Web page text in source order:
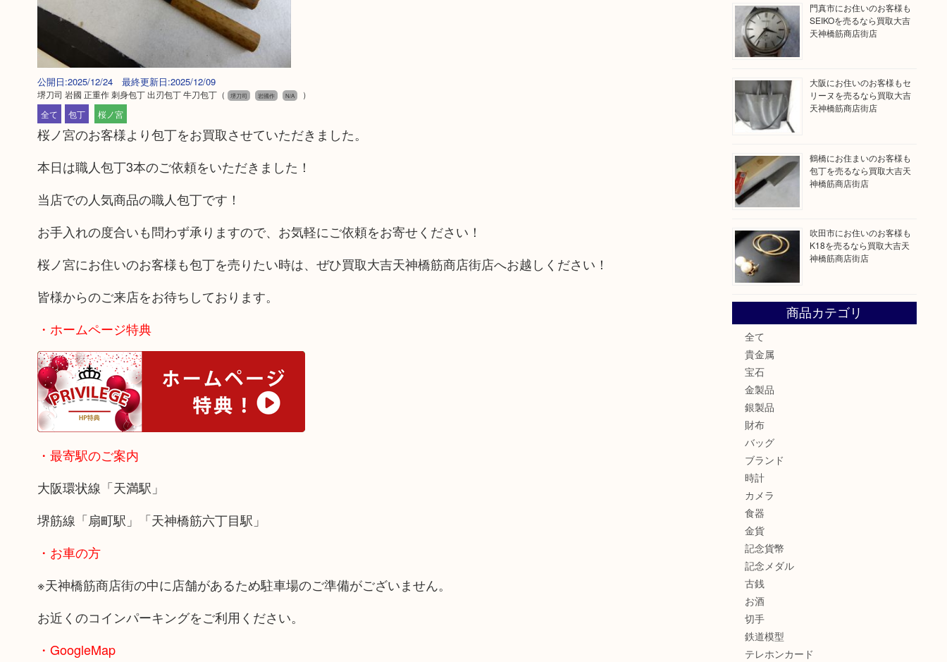
公開日:2025/12/24 最終更新日:2025/12/09
堺刀司 岩國 正重作 刺身包丁 出刃包丁 牛刀包丁（ 堺刀司 岩國作 N/A
）
全て
包丁 桜ノ宮
桜ノ宮のお客様より包丁をお買取させていただきました。
本日は職人包丁3本のご依頼をいただきました！
当店での人気商品の職人包丁です！
お手入れの度合いも問わず承りますので、お気軽にご依頼をお寄せください！
桜ノ宮にお住いのお客様も包丁を売りたい時は、ぜひ買取大吉天神橋筋商店街店へお越しください！
皆様からのご来店をお待ちしております。
・ホームページ特典
・最寄駅のご案内
大阪環状線「天満駅」
堺筋線「扇町駅」「天神橋筋六丁目駅」
・お車の方
※天神橋筋商店街の中に店舗があるため駐車場のご準備がございません。
お近くのコインパーキングをご利用ください。
・GoogleMap
門真市にお住いのお客様も
SEIKOを売るなら買取大吉
天神橋筋商店街店
大阪にお住いのお客様もセ
リーヌを売るなら買取大吉
天神橋筋商店街店
鶴橋にお住まいのお客様も
包丁を売るなら買取大吉天
神橋筋商店街店
吹田市にお住いのお客様も
K18を売るなら買取大吉天
神橋筋商店街店
商品カテゴリ
全て
貴金属
宝石
金製品
銀製品
財布
バッグ
ブランド
時計
カメラ
食器
金貨
記念貨幣
記念メダル
古銭
お酒
切手
鉄道模型
テレホンカード